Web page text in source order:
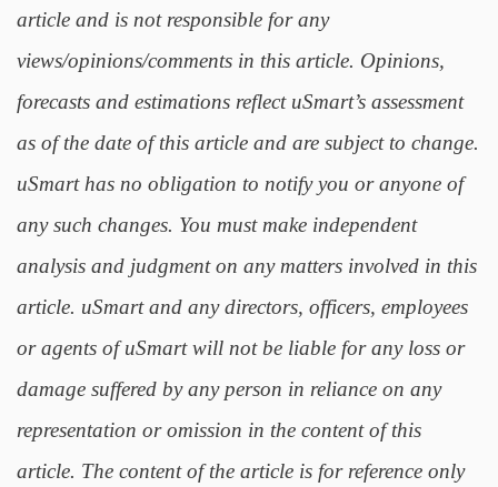
article and is not responsible for any
views/opinions/comments in this article. Opinions,
forecasts and estimations reflect uSmart’s assessment
as of the date of this article and are subject to change.
uSmart has no obligation to notify you or anyone of
any such changes. You must make independent
analysis and judgment on any matters involved in this
article. uSmart and any directors, officers, employees
or agents of uSmart will not be liable for any loss or
damage suffered by any person in reliance on any
representation or omission in the content of this
article. The content of the article is for reference only